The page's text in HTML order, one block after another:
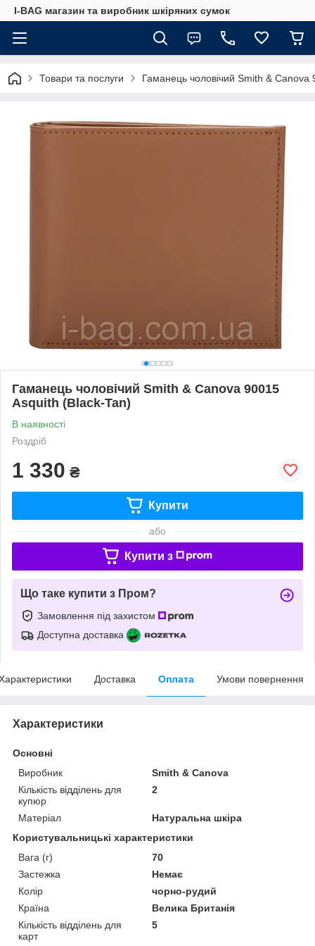
I-BAG магазин та виробник шкіряних сумок
Товари та послуги Гаманець чоловічий Smith &
Гаманець чоловічий Smith & Canova 90015
Asquith (Black-Tan)
В наявності
Роздріб
1 330 ₴
Купити
або
Купити з
Що таке купити з Пром?
Замовлення під захистом
Доступна доставка
Доставка Оплата Умови повернення
Характеристики
Основні
Виробник
Smith & Canova
Кількість відділень для
купюр
2
Матеріал
Натуральна шкіра
Користувальницькі характеристики
Вага (г)
70
Застежка
Немає
Колір
чорно-рудий
Країна
Велика Британія
Кількість відділень для
карт
5